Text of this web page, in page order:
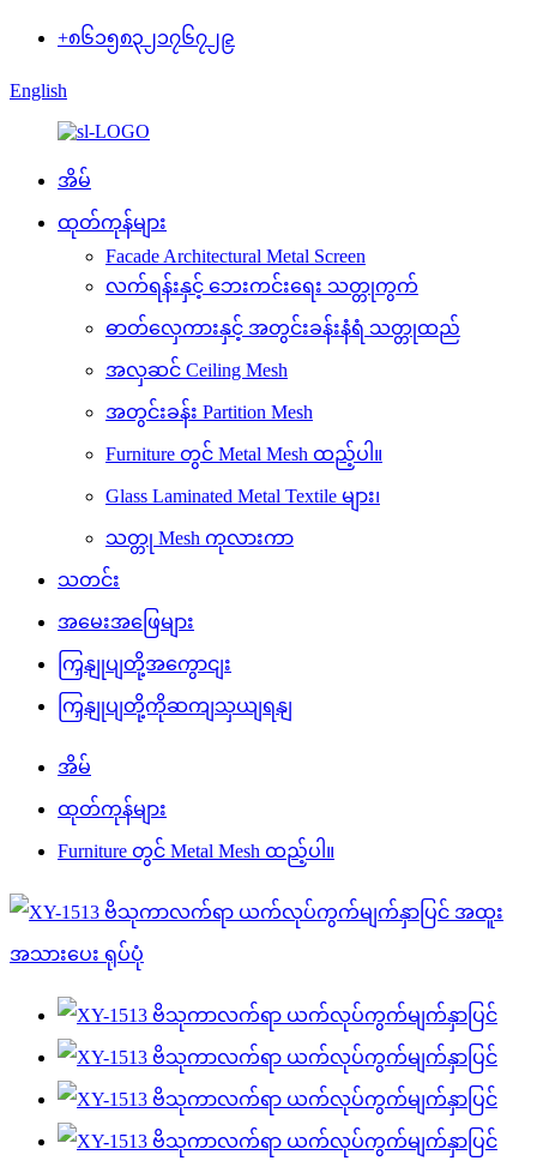
+၈၆၁၅၈၃၂၁၇၆၇၂၉
English
အိမ်
ထုတ်ကုန်များ
Facade Architectural Metal Screen
လက်ရန်းနှင့် ဘေးကင်းရေး သတ္တုကွက်
ဓာတ်လှေကားနှင့် အတွင်းခန်းနံရံ သတ္တုထည်
အလှဆင် Ceiling Mesh
အတွင်းခန်း Partition Mesh
Furniture တွင် Metal Mesh ထည့်ပါ။
Glass Laminated Metal Textile များ၊
သတ္တု Mesh ကုလားကာ
သတင်း
အမေးအဖြေများ
ကြှနျုပျတို့အကွောငျး
ကြှနျုပျတို့ကိုဆကျသှယျရနျ
အိမ်
ထုတ်ကုန်များ
Furniture တွင် Metal Mesh ထည့်ပါ။